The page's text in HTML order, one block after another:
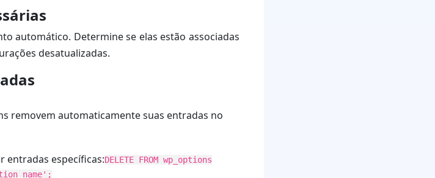
automático. Determine se elas estão associadas
desatualizadas.
removem automaticamente suas entradas no
entradas específicas:DELETE FROM wp_options